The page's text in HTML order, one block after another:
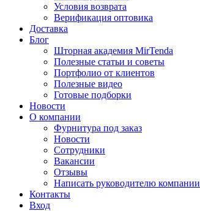
Условия возврата
Верификация оптовика
Доставка
Блог
Шторная академия MirTenda
Полезные статьи и советы
Портфолио от клиентов
Полезные видео
Готовые подборки
Новости
О компании
Фурнитура под заказ
Новости
Сотрудники
Вакансии
Отзывы
Написать руководителю компании
Контакты
Вход